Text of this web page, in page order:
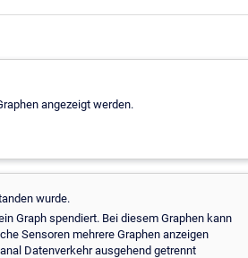
angezeigt werden.
wurde.
Graph spendiert. Bei diesem Graphen kann
Sensoren mehrere Graphen anzeigen
Datenverkehr ausgehend getrennt